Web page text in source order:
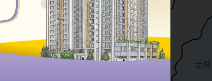
士林
北投
段
都
永吉